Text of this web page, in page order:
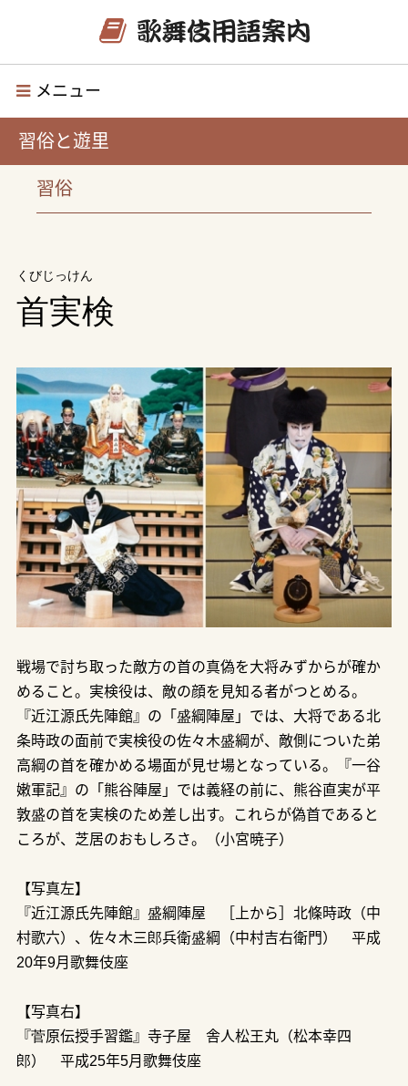
メニュー
習俗と遊里
習俗
くびじっけん
首実検
戦場で討ち取った敵方の首の真偽を大将みずからが確か
めること。実検役は、敵の顔を見知る者がつとめる。
『近江源氏先陣館』の「盛綱陣屋」では、大将である北
条時政の面前で実検役の佐々木盛綱が、敵側についた弟
高綱の首を確かめる場面が見せ場となっている。『一谷
嫩軍記』の「熊谷陣屋」では義経の前に、熊谷直実が平
敦盛の首を実検のため差し出す。これらが偽首であると
ころが、芝居のおもしろさ。（小宮暁子）
【写真左】
『近江源氏先陣館』盛綱陣屋 ［上から］北條時政（中
村歌六）、佐々木三郎兵衛盛綱（中村吉右衛門） 平成
20年9月歌舞伎座
【写真右】
『菅原伝授手習鑑』寺子屋 舎人松王丸（松本幸四
郎） 平成25年5月歌舞伎座